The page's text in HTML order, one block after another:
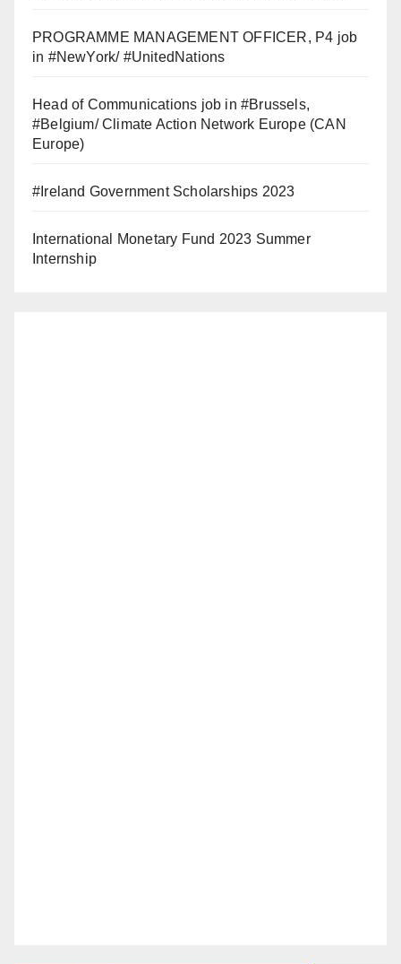
PROGRAMME MANAGEMENT OFFICER, P4 job
in #NewYork/ #UnitedNations
Head of Communications job in #Brussels,
#Belgium/ Climate Action Network Europe (CAN
Europe)
#Ireland Government Scholarships 2023
International Monetary Fund 2023 Summer
Internship